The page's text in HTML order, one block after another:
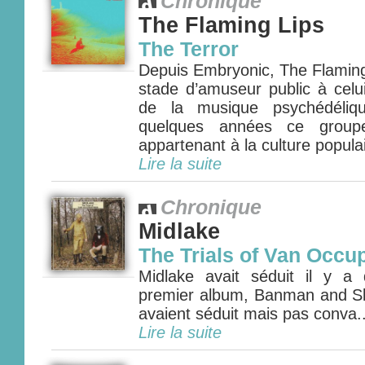
The Flaming Lips
The Terror
Depuis Embryonic, The
stade d’amuseur public à
de la musique
quelques années ce
appartenant à la culture
Lire la suite
Chronique
Midlake
The Trials of Van
Midlake avait séduit il y a
premier album, Banman and
avaient séduit mais pas
Lire la suite